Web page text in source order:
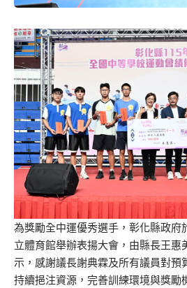
為獎勵全中運優秀選手，彰化縣政府
立體育館舉辦表揚大會，由縣長王惠
示，感謝議長謝典霖及所有議員對預
持續挹注資源，完善訓練環境與獎勵